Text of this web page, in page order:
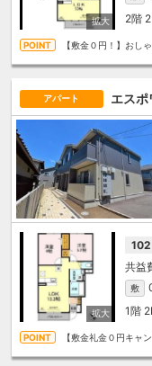
2階
【敷金０円！】おし
アパート エス
102
敷
1階
【敷金礼金０円キャ